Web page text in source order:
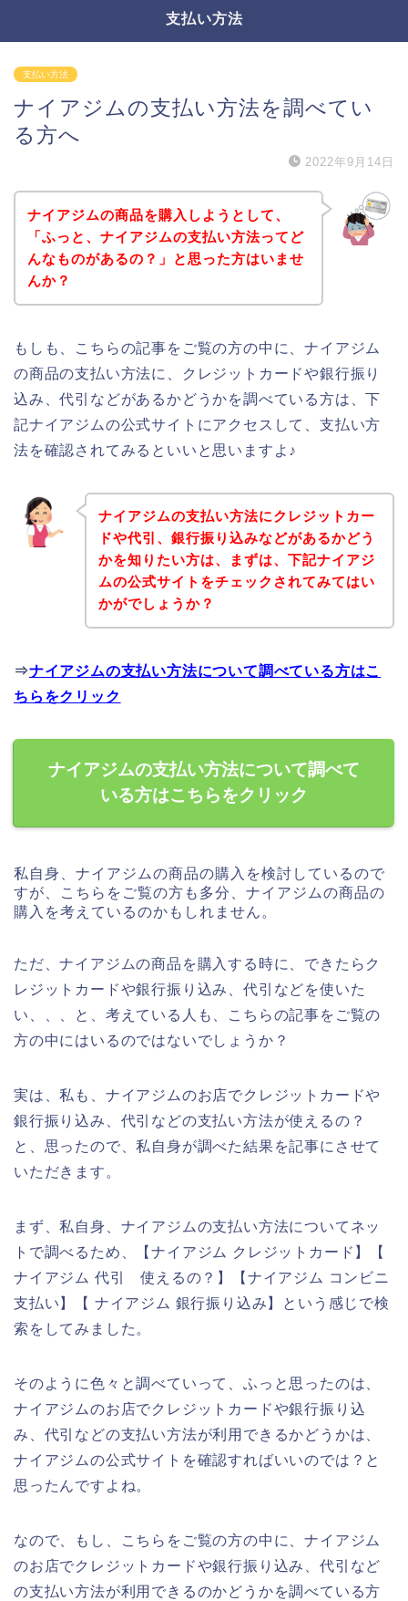
支払い方法
支払い方法
ナイアジムの支払い方法を調べてい
る方へ
2022年9月14日
ナイアジムの商品を購入しようとして、
「ふっと、ナイアジムの支払い方法ってど
んなものがあるの？」と思った方はいませ
んか？
もしも、こちらの記事をご覧の方の中に、ナイアジム
の商品の支払い方法に、クレジットカードや銀行振り
込み、代引などがあるかどうかを調べている方は、下
記ナイアジムの公式サイトにアクセスして、支払い方
法を確認されてみるといいと思いますよ♪
ナイアジムの支払い方法にクレジットカー
ドや代引、銀行振り込みなどがあるかどう
かを知りたい方は、まずは、下記ナイアジ
ムの公式サイトをチェックされてみてはい
かがでしょうか？
⇒ナイアジムの支払い方法について調べている方はこ
ちらをクリック
ナイアジムの支払い方法について調べて
いる方はこちらをクリック
私自身、ナイアジムの商品の購入を検討しているので
すが、こちらをご覧の方も多分、ナイアジムの商品の
購入を考えているのかもしれません。
ただ、ナイアジムの商品を購入する時に、できたらク
レジットカードや銀行振り込み、代引などを使いた
い、、、と、考えている人も、こちらの記事をご覧の
方の中にはいるのではないでしょうか？
実は、私も、ナイアジムのお店でクレジットカードや
銀行振り込み、代引などの支払い方法が使えるの？
と、思ったので、私自身が調べた結果を記事にさせて
いただきます。
まず、私自身、ナイアジムの支払い方法についてネッ
トで調べるため、【ナイアジム クレジットカード】【
ナイアジム 代引 使えるの？】【ナイアジム コンビニ
支払い】【 ナイアジム 銀行振り込み】という感じで検
索をしてみました。
そのように色々と調べていって、ふっと思ったのは、
ナイアジムのお店でクレジットカードや銀行振り込
み、代引などの支払い方法が利用できるかどうかは、
ナイアジムの公式サイトを確認すればいいのでは？と
思ったんですよね。
なので、もし、こちらをご覧の方の中に、ナイアジム
のお店でクレジットカードや銀行振り込み、代引など
の支払い方法が利用できるのかどうかを調べている方